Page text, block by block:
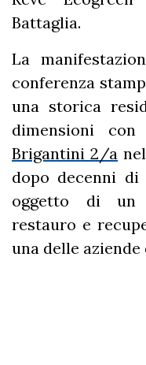
Battaglia.
La
conferenza
una storica
dimensioni
Brigantini 2/a
dopo decenni di
oggetto di un
restauro e
una delle aziende